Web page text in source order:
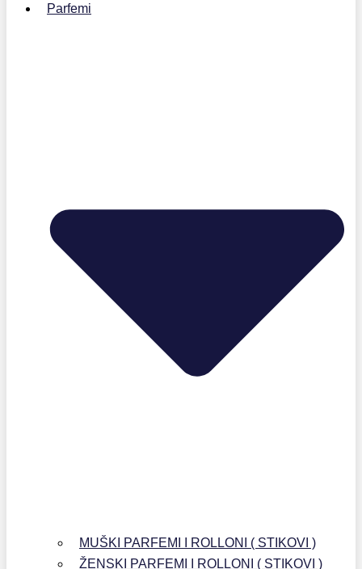
Parfemi
MUŠKI PARFEMI I ROLLONI ( STIKOVI )
ŽENSKI PARFEMI I ROLLONI ( STIKOVI )